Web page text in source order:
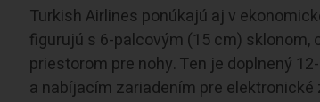
Turkish Airlines ponúkajú aj v
figurujú s 6-palcovým (15 cm) sklonom,
priestorom pre nohy. Ten je doplnený
a nabíjacím zariadením pre